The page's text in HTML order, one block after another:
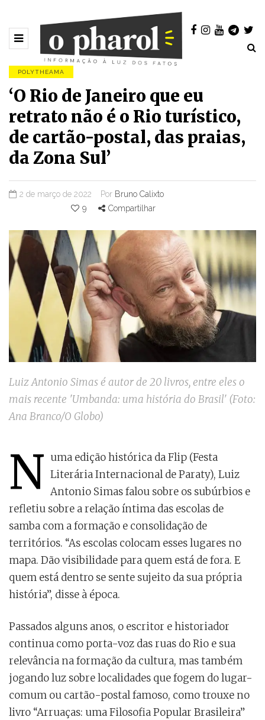
POLYTHEAMA
‘O Rio de Janeiro que eu
retrato não é o Rio turístico,
de cartão-postal, das praias,
da Zona Sul’
2 de março de 2022 Por Bruno Calixto
9
Compartilhar
Luiz Antonio Simas é autor de 20 livros, entre eles o
mais recente 'Umbanda: uma história do Brasil' (Foto:
Ana Branco/O Globo)
N uma edição histórica da Flip (Festa
Literária Internacional de Paraty), Luiz
Antonio Simas falou sobre os subúrbios e
refletiu sobre a relação íntima das escolas de
samba com a formação e consolidação de
territórios. “As escolas colocam esses lugares no
mapa. Dão visibilidade para quem está de fora. E
quem está dentro se sente sujeito da sua própria
história”, disse à época.
Passados alguns anos, o escritor e historiador
continua como porta-voz das ruas do Rio e sua
relevância na formação da cultura, mas também
jogando luz sobre localidades que fogem do lugar-
comum ou cartão-postal famoso, como trouxe no
livro “Arruaças: uma Filosofia Popular Brasileira”